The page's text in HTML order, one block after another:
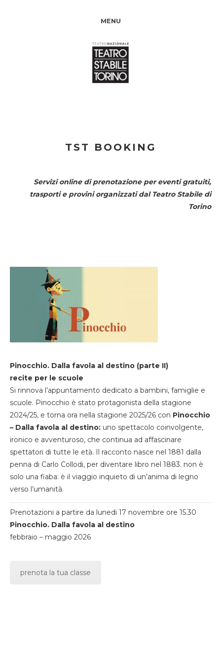
MENU
TST BOOKING
Servizi online di prenotazione per eventi gratuiti,
trasporti e provini organizzati dal Teatro Stabile di
Torino
Pinocchio. Dalla favola al destino (parte II)
recite per le scuole
Si rinnova l’appuntamento dedicato a bambini, famiglie e
scuole. Pinocchio è stato protagonista della stagione
2024/25, e torna ora nella stagione 2025/26 con Pinocchio
– Dalla favola al destino: uno spettacolo coinvolgente,
ironico e avventuroso, che continua ad affascinare
spettatori di tutte le età. Il racconto nasce nel 1881 dalla
penna di Carlo Collodi, per diventare libro nel 1883. non è
solo una fiaba: è il viaggio inquieto di un’anima di legno
verso l’umanità.
Prenotazioni a partire da lunedi 17 novembre ore 15.30
Pinocchio. Dalla favola al destino
febbraio – maggio 2026
prenota la tua classe